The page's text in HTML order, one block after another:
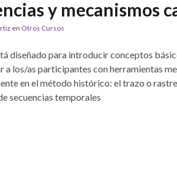
y mecanismos
en Otros Cursos
diseñado para introducir conceptos
a los/as participantes con herramientas
en el método histórico: el trazo o
secuencias temporales